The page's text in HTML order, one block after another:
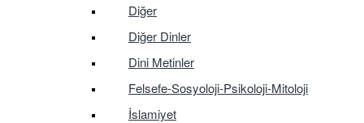
Diğer
Diğer Dinler
Dini Metinler
Felsefe-Sosyoloji-Psikoloji-Mitoloji
İslamiyet